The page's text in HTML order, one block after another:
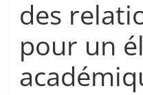
des
pour un